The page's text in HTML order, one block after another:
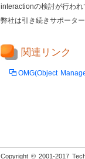
interactionの検討が行われ
弊社は引き続きサポータ
関連リンク
OMG(Object
Copyright © 2001-2017